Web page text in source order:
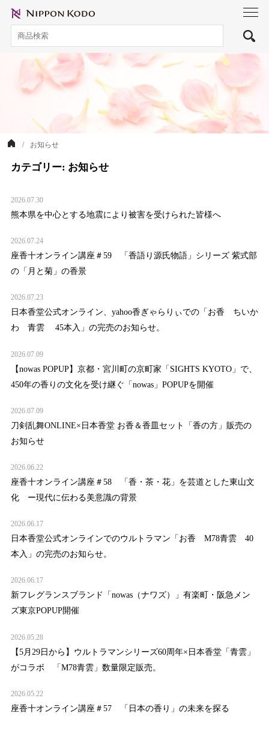
お知らせ
カテゴリー: お知らせ
2026.07.30
熊本県を中心とする地震により被害を受けられた皆様へ
2026.07.24
座香十オンライン講座＃59 「香語り源氏物語」シリーズ 紫式部
の「月と菊」の香景
2026.07.23
日本香堂公式オンライン、yahoo香ぎゃらりぃでの「お香 ちいか
わ 青雲 45本入」の完売のお知らせ。
2026.07.09
【nowas POPUP】京都・宮川町の京町家「SIGHTS KYOTO」で、
450年の香りの文化を受け継ぐ「nowas」POPUPを開催
2026.07.09
刀剣乱舞ONLINE×日本香堂 お香＆香皿セット「香の方」販売の
お知らせ
2026.06.22
座香十オンライン講座＃58 「香・茶・花」を芸道とした東山文
化 ー現代に伝わる美意識の背景
2026.06.17
日本香堂公式オンラインでのウルトラマン「お香 M78青雲 40
本入」の完売のお知らせ。
2026.06.17
新フレグランスブランド「nowas（ナワズ）」有楽町・阪急メン
ズ東京POPUP開催
2026.05.28
【5月29日から】ウルトラマンシリーズ60周年×日本香堂「青雲」
がコラボ 「M78青雲」数量限定販売。
2026.05.22
座香十オンライン講座＃57 「日本の香り」の未来を探る